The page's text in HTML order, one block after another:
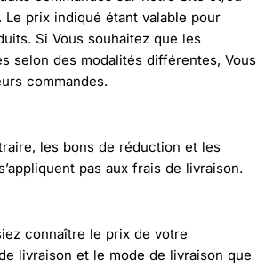
Le prix indiqué étant valable pour
Si Vous souhaitez que les
selon des modalités différentes, Vous
commandes.
les bons de réduction et les
pas aux frais de livraison.
connaître le prix de votre
livraison et le mode de livraison que